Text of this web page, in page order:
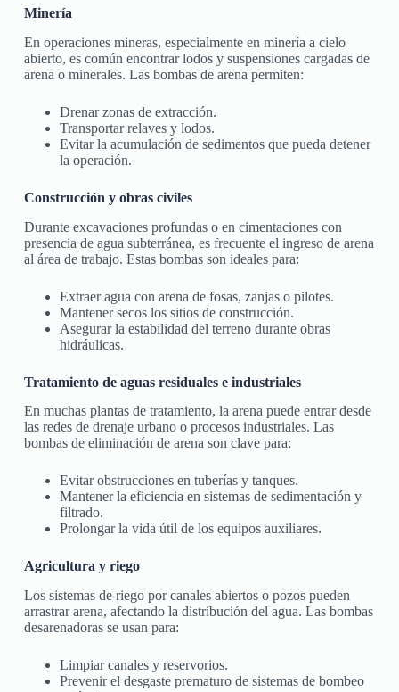
Minería
En operaciones mineras, especialmente en minería a cielo
abierto, es común encontrar lodos y suspensiones cargadas de
arena o minerales. Las bombas de arena permiten:
Drenar zonas de extracción.
Transportar relaves y lodos.
Evitar la acumulación de sedimentos que pueda detener
la operación.
Construcción y obras civiles
Durante excavaciones profundas o en cimentaciones con
presencia de agua subterránea, es frecuente el ingreso de arena
al área de trabajo. Estas bombas son ideales para:
Extraer agua con arena de fosas, zanjas o pilotes.
Mantener secos los sitios de construcción.
Asegurar la estabilidad del terreno durante obras
hidráulicas.
Tratamiento de aguas residuales e industriales
En muchas plantas de tratamiento, la arena puede entrar desde
las redes de drenaje urbano o procesos industriales. Las
bombas de eliminación de arena son clave para:
Evitar obstrucciones en tuberías y tanques.
Mantener la eficiencia en sistemas de sedimentación y
filtrado.
Prolongar la vida útil de los equipos auxiliares.
Agricultura y riego
Los sistemas de riego por canales abiertos o pozos pueden
arrastrar arena, afectando la distribución del agua. Las bombas
desarenadoras se usan para:
Limpiar canales y reservorios.
Prevenir el desgaste prematuro de sistemas de bombeo